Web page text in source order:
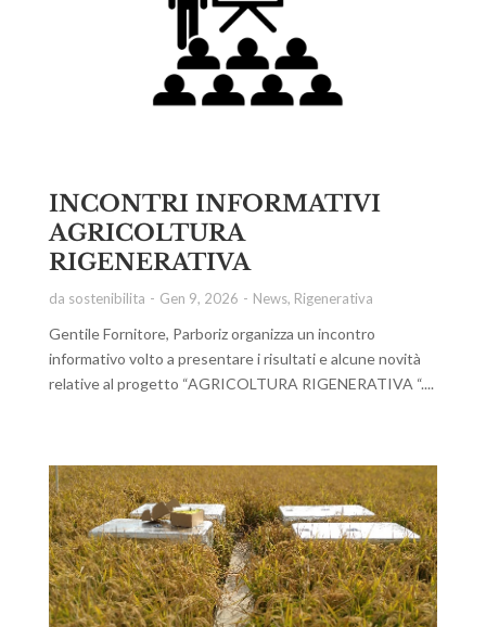
INCONTRI INFORMATIVI
AGRICOLTURA
RIGENERATIVA
da sostenibilita Gen 9, 2026 News, Rigenerativa
Gentile Fornitore, Parboriz organizza un incontro
informativo volto a presentare i risultati e alcune novità
relative al progetto “AGRICOLTURA RIGENERATIVA “....